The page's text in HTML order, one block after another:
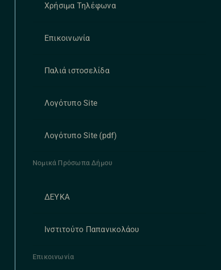
Χρήσιμα Τηλέφωνα
Επικοινωνία
Παλιά ιστοσελίδα
Λογότυπο Site
Λογότυπο Site (pdf)
Νομικά Πρόσωπα Δήμου
ΔΕΥΚΑ
Ινστιτούτο Παπανικολάου
Επικοινωνία